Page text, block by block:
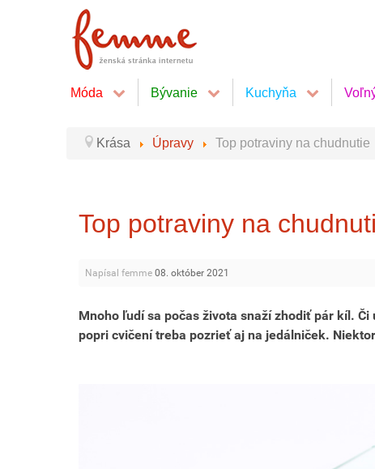
Móda Bývanie Kuchyňa
Krása Úpravy Top potraviny na chudnutie
Top potraviny na
Napísal femme 08. október 2021
Mnoho ľudí sa počas života snaží zhodiť pár kíl.
popri cvičení treba pozrieť aj na jedálniček.